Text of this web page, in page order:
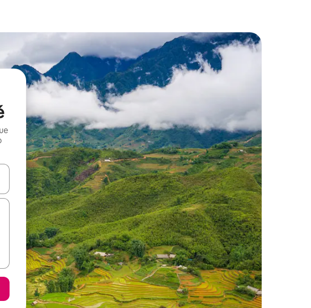
las teclas de flecha hacia arriba y hacia abajo o explora con el tacto o desliza el dedo.